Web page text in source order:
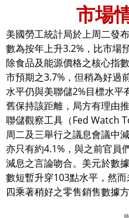
市場
美國勞工統計局於上周二發
數為按年上升3.2%，比市場
除食品及能源價格之核心指
市預期之3.7%，但稍為好過
水平仍與美聯儲2%目標水平
舊保持該距離，局方有理由
聯儲觀察工具（Fed Watch
周二及三舉行之議息會議中
亦只有約4.1%，與之前官員
減息之言論吻合。美元於數
數短暫升穿103點水平，然
四乘著稍好之零售銷售數據方